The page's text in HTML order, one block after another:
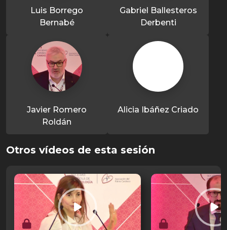
Luis Borrego
Bernabé
Gabriel Ballesteros
Derbenti
Javier Romero
Roldán
Alicia Ibáñez Criado
Otros vídeos de esta sesión